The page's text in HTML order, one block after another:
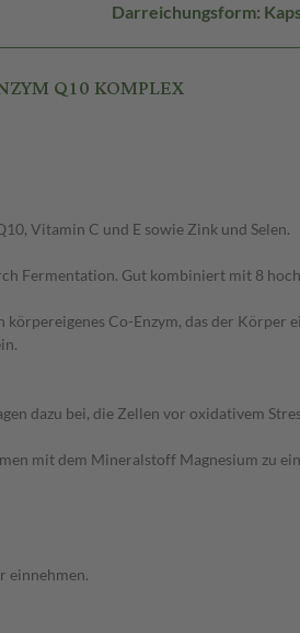
Darreichungsform:
Q10 KOMPLEX
Vitamin C und E sowie Zink und Selen.
Fermentation. Gut kombiniert mit 8
Co-Enzym, das der
dazu bei, die Zellen vor oxidativem
mit dem Mineralstoff Magnesium zu
einnehmen.